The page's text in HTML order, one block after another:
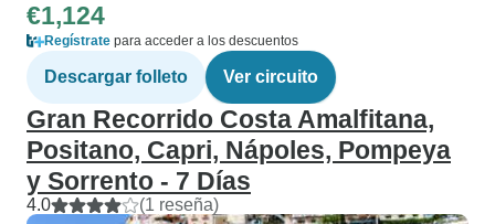
€1,124
Regístrate para acceder a los descuentos
Descargar folleto Ver circuito
Gran Recorrido Costa Amalfitana,
Positano, Capri, Nápoles, Pompeya
y Sorrento - 7 Días
4.0 (1 reseña)